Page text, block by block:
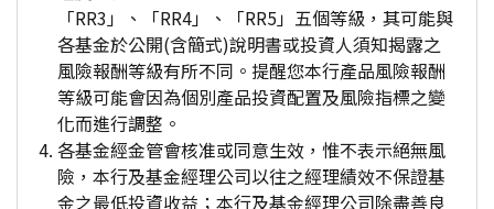
「RR3」、「RR4」、「RR5」五個等級，其可能與
各基金於公開(含簡式)說明書或投資人須知揭露之
風險報酬等級有所不同。提醒您本行產品風險報酬
等級可能會因為個別產品投資配置及風險指標之變
化而進行調整。
各基金經金管會核准或同意生效，惟不表示絕無風
險，本行及基金經理公司以往之經理績效不保證基
金之最低投資收益；本行及基金經理公司除盡善良